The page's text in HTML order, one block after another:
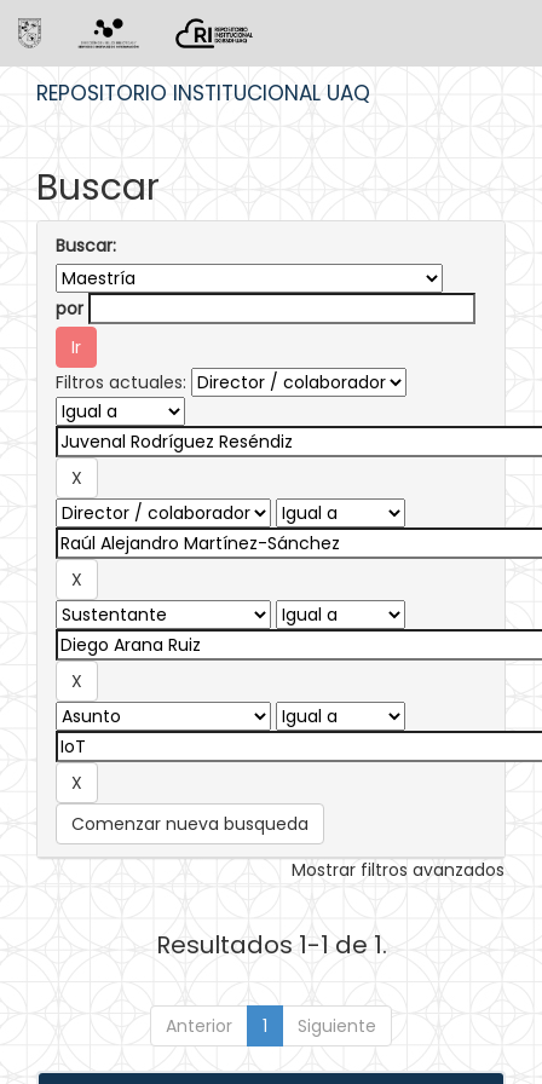
REPOSITORIO INSTITUCIONAL UAQ
Buscar
Buscar:
por
Filtros actuales:
Comenzar nueva busqueda
Mostrar filtros avanzados
Resultados 1-1 de 1.
Anterior 1 Siguiente